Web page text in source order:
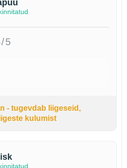
5
- tugevdab liigeseid,
kulumist